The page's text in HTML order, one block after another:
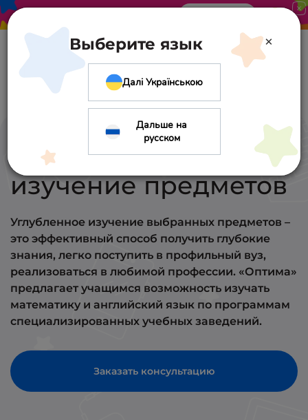
Углубленное
изучение предметов
Углубленное изучение выбранных предметов –
это эффективный способ получить глубокие
знания, легко поступить в профильный вуз,
реализоваться в любимой профессии. «Оптима»
предлагает учащимся возможность изучать
математику и английский язык по программам
специализированных учебных заведений.
Заказать консультацию
×
Выберите язык
Далі Українською
Дальше на
русском